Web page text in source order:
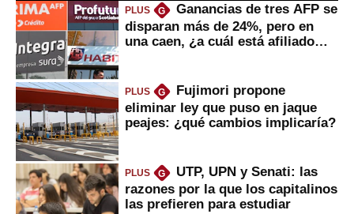
PLUS G
Ganancias de tres AFP se
disparan más de 24%, pero en
una caen, ¿a cuál está afiliado
PLUS G
Fujimori propone
eliminar ley que puso en jaque
peajes: ¿qué cambios implicaría?
PLUS G
UTP, UPN y Senati: las
razones por la que los capitalinos
las prefieren para estudiar